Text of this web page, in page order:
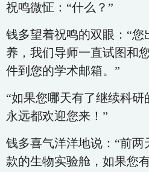
祝鸣微怔：“什么？”
钱多望着祝鸣的双眼：“
养，我们导师一直试图和
件到您的学术邮箱。”
“如果您哪天有了继续科研
永远都欢迎您来！”
钱多喜气洋洋地说：“前
款的生物实验舱，如果您